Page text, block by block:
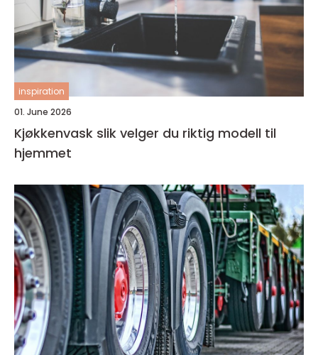
inspiration
01. June 2026
Kjøkkenvask slik velger du riktig modell til
hjemmet